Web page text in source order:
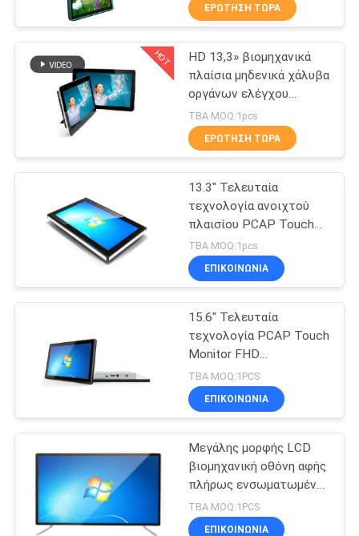
ΠΟΙΟΤΙΚΌΣ
ΈΛΕΓΧΟΣ
ΕΛΆΤΕ
ΣΕ
ΕΠΑΦΉ
ΈΝΑ
SITEMAP
PRIVACY
POLICY
βιομηχανικό
όργανο ελέγχου
οθόνης αφής
143
Η βιομηχανική
επιτροπή
τοποθετεί το
όργανο ελέγχου
Αρρενωπό PC
επιτροπής
69
ελέγχου
ΕΡΏΤΗΣΗ ΤΏΡΑ
HOT
HD 13,3» βιομηχανικά
πλαίσια μηδενικά χάλυβα
οργάνων ελέγχου
οθόνης αφής βαθμού
Bezel σχέδιο
TBA MOQ:1pcs
ΕΡΏΤΗΣΗ ΤΏΡΑ
13.3" Τελευταία
τεχνολογία ανοιχτού
πλαισίου PCAP Touch
Monitor Android
Windows panel PC
TBA MOQ:1pcs
ΕΠΙΚΟΙΝΩΝΙΑ
15.6" Τελευταία
τεχνολογία PCAP Touch
Monitor FHD
βιομηχανική οθόνη LCD
TBA MOQ:1PCS
ΕΠΙΚΟΙΝΩΝΙΑ
Μεγάλης μορφής LCD
βιομηχανική οθόνη αφής
πλήρως ενσωματωμένη
απόσταξη βανδαλισμού
TBA MOQ:1PCS
ΕΠΙΚΟΙΝΩΝΙΑ